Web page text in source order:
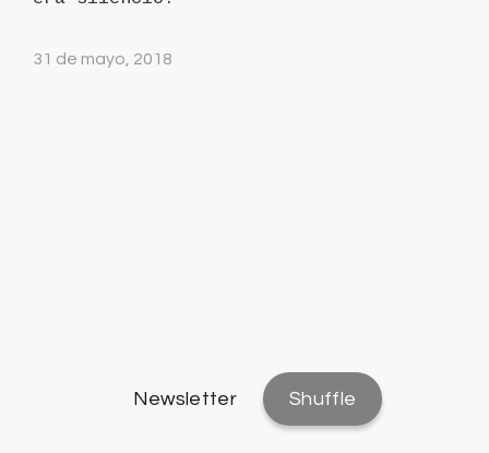
31 de mayo, 2018
Newsletter Shuffle